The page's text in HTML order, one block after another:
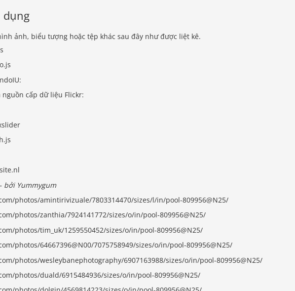
dụng
ảnh, biểu tượng hoặc tệp khác sau đây như được liệt kê.
nguồn cấp dữ liệu Flickr:
bởi Yummygum
photos/amintirivizuale/7803314470/sizes/l/in/pool-809956@N25/
photos/zanthia/7924141772/sizes/o/in/pool-809956@N25/
photos/tim_uk/1259550452/sizes/o/in/pool-809956@N25/
photos/64667396@N00/7075758949/sizes/o/in/pool-809956@N25/
photos/wesleybanephotography/6907163988/sizes/o/in/pool-809956@N25/
photos/duald/6915484936/sizes/o/in/pool-809956@N25/